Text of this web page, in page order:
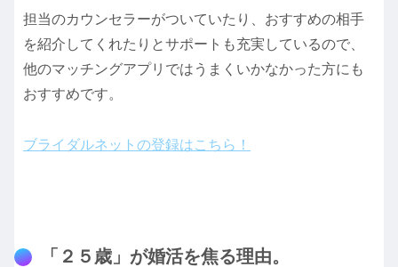
担当のカウンセラーがついていたり、おすすめの相手
を紹介してくれたりとサポートも充実しているので、
他のマッチングアプリではうまくいかなかった方にも
おすすめです。
ブライダルネットの登録はこちら！
「２５歳」が婚活を焦る理由。